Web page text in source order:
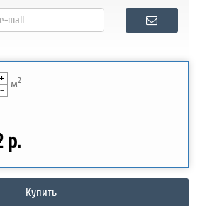
+
- м2
р.
Купить